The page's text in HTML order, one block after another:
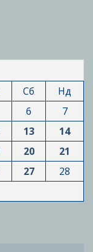
Сб
Нд
6
7
13
14
20
21
27
28